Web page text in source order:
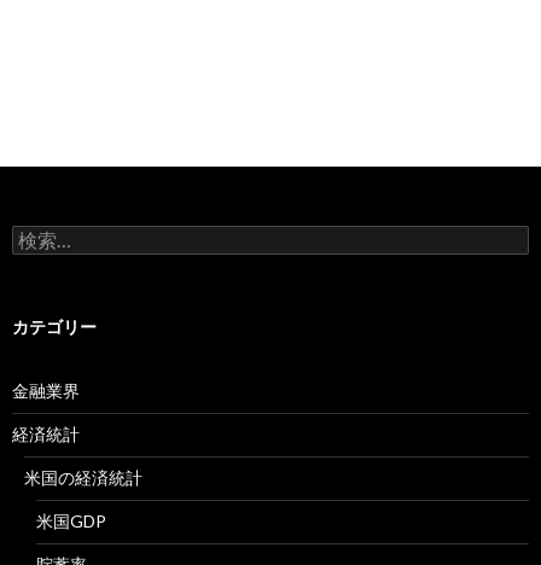
検
索:
カテゴリー
金融業界
経済統計
米国の経済統計
米国GDP